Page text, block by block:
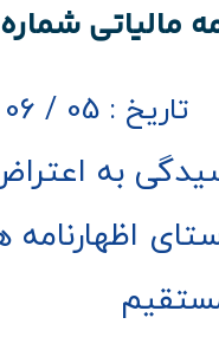
شماره 200/39989/د
تاریخ : 05 / 06 / 1403
به اعتراض